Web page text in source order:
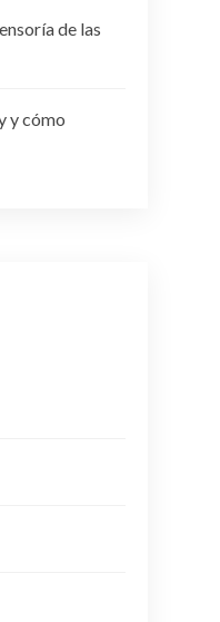
de las
y cómo